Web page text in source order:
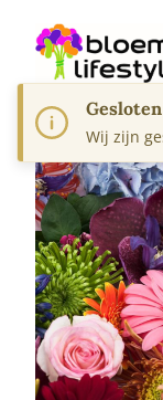
Gesloten
Wij zijn